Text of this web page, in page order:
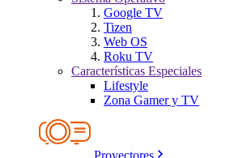
Google TV
Tizen
Web OS
Roku TV
Características Especiales
Lifestyle
Zona Gamer y TV
Proyectores